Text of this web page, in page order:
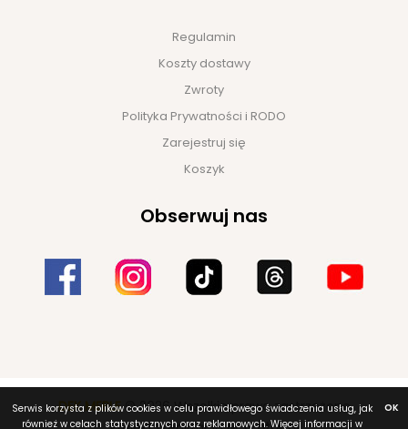
Serwis korzysta z plików cookies w celu prawidłowego świadczenia usług, jak
również w celach statystycznych oraz reklamowych. Więcej informacji w
OK
Regulamin
Koszty dostawy
Zwroty
Polityka Prywatności i RODO
Zarejestruj się
Koszyk
Obserwuj nas
DEK MEBLE© 2026 Wszelkie prawa zastrzeżone